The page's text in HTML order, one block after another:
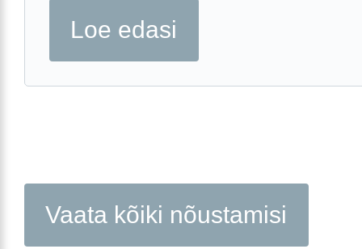
Loe edasi
Vaata kõiki nõustamisi